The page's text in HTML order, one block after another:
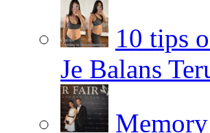
10 tips
Je Balans